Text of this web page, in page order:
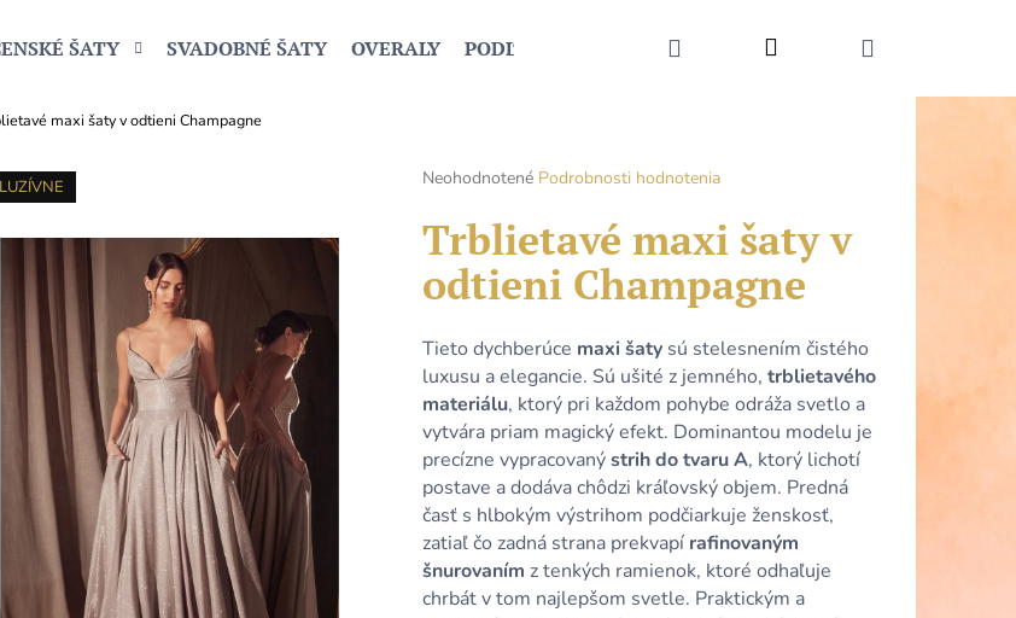
ŠATY SVADOBNÉ ŠATY OVERALY PODĽA UDALOSTI MÓDNE DOPLNKY
HĽADAŤPrihlásenie
maxi šaty v odtieni Champagne
Priemerné
produktu
z
hviezdičiek.
Neohodnotené Podrobnosti hodnotenia
Trblietavé maxi šaty v
odtieni Champagne
Tieto dychberúce maxi šaty sú stelesnením čistého
luxusu a elegancie. Sú ušité z jemného, trblietavého
materiálu, ktorý pri každom pohybe odráža svetlo a
vytvára priam magický efekt. Dominantou modelu je
precízne vypracovanýstrih do tvaru A, ktorý lichotí
postave a dodáva chôdzi kráľovský objem. Predná
časť s hlbokým výstrihom podčiarkuje ženskosť,
zatiaľ čo zadná strana prekvapí rafinovaným
šnurovaním z tenkých ramienok, ktoré odhaľuje
chrbát v tom najlepšom svetle. Praktickým a
potrebujete nájsť?
Odporúčame
Nasledujúce
TYRKYSOVÉ METALICKÉ ŠATY
CHRBTOM A
KRÁTKE MODRÉ SATÉNOVÉ ŠATY S
ODHALENÝM CHRBTOM A
ŠNUROVANÍM